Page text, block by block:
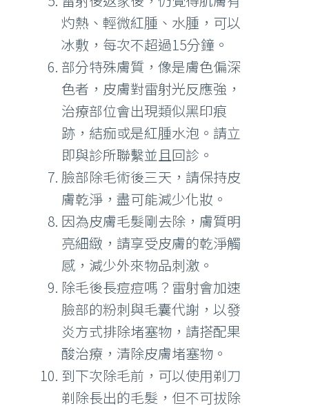
灼熱、輕微紅腫、水腫，可以
冰敷，每次不超過15分鐘。
部分特殊膚質，像是膚色偏深
色者，皮膚對雷射光反應強，
治療部位會出現類似黑印痕
跡，結痂或是紅腫水泡。請立
即與診所聯繫並且回診。
臉部除毛術後三天，請保持皮
膚乾淨，盡可能減少化妝。
因為皮膚毛髮剛去除，膚質明
亮細緻，請享受皮膚的乾淨觸
感，減少外來物品刺激。
除毛後長痘痘嗎？雷射會加速
臉部的粉刺與毛囊代謝，以發
炎方式排除堵塞物，請搭配果
酸治療，清除皮膚堵塞物。
到下次除毛前，可以使用剃刀
剃除長出的毛髮，但不可拔除